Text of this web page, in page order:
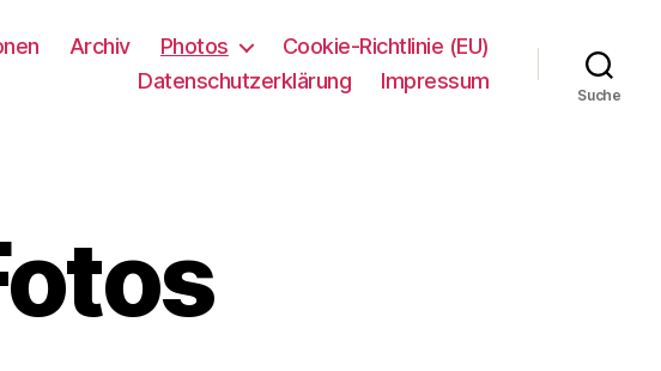
Archiv Photos
Cookie-Richtlinie (EU)
Datenschutzerklärung
Impressum
Suche